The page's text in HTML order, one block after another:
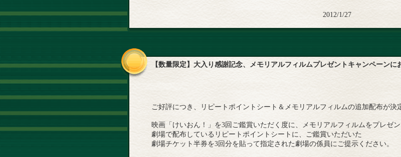
2012/1/27
【数量限定】大入り感謝記念、メモリアルフィルムプレゼントキャンペーンに
ご好評につき、リピートポイントシート＆メモリアルフィルムの追加配布が決
映画「けいおん！」を3回ご鑑賞いただく度に、メモリアルフィルムをプレゼン
劇場で配布しているリピートポイントシートに、ご鑑賞いただいた
劇場チケット半券を3回分を貼って指定された劇場の係員にご提示ください。